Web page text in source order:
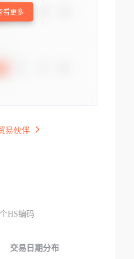
看更多
易伙伴
HS编码
交易日期分布